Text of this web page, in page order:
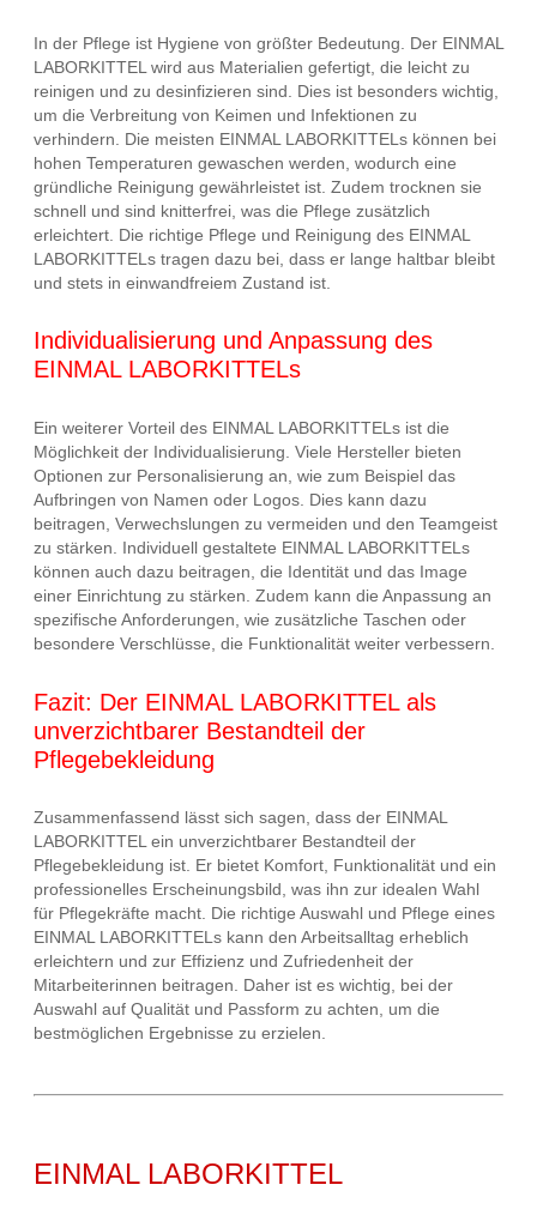
In der Pflege ist Hygiene von größter Bedeutung. Der EINMAL
LABORKITTEL wird aus Materialien gefertigt, die leicht zu
reinigen und zu desinfizieren sind. Dies ist besonders wichtig,
um die Verbreitung von Keimen und Infektionen zu
verhindern. Die meisten EINMAL LABORKITTELs können bei
hohen Temperaturen gewaschen werden, wodurch eine
gründliche Reinigung gewährleistet ist. Zudem trocknen sie
schnell und sind knitterfrei, was die Pflege zusätzlich
erleichtert. Die richtige Pflege und Reinigung des EINMAL
LABORKITTELs tragen dazu bei, dass er lange haltbar bleibt
und stets in einwandfreiem Zustand ist.
Individualisierung und Anpassung des
EINMAL LABORKITTELs
Ein weiterer Vorteil des EINMAL LABORKITTELs ist die
Möglichkeit der Individualisierung. Viele Hersteller bieten
Optionen zur Personalisierung an, wie zum Beispiel das
Aufbringen von Namen oder Logos. Dies kann dazu
beitragen, Verwechslungen zu vermeiden und den Teamgeist
zu stärken. Individuell gestaltete EINMAL LABORKITTELs
können auch dazu beitragen, die Identität und das Image
einer Einrichtung zu stärken. Zudem kann die Anpassung an
spezifische Anforderungen, wie zusätzliche Taschen oder
besondere Verschlüsse, die Funktionalität weiter verbessern.
Fazit: Der EINMAL LABORKITTEL als
unverzichtbarer Bestandteil der
Pflegebekleidung
Zusammenfassend lässt sich sagen, dass der EINMAL
LABORKITTEL ein unverzichtbarer Bestandteil der
Pflegebekleidung ist. Er bietet Komfort, Funktionalität und ein
professionelles Erscheinungsbild, was ihn zur idealen Wahl
für Pflegekräfte macht. Die richtige Auswahl und Pflege eines
EINMAL LABORKITTELs kann den Arbeitsalltag erheblich
erleichtern und zur Effizienz und Zufriedenheit der
Mitarbeiterinnen beitragen. Daher ist es wichtig, bei der
Auswahl auf Qualität und Passform zu achten, um die
bestmöglichen Ergebnisse zu erzielen.
EINMAL LABORKITTEL